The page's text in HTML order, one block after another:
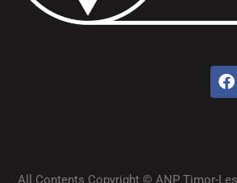
All Contents Copyright © ANP Timor-